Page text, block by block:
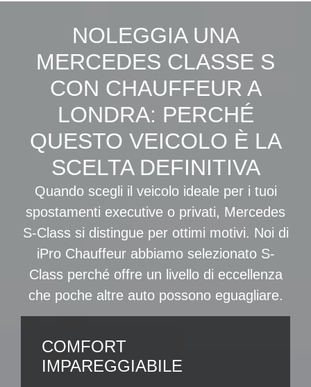
NOLEGGIA UNA
MERCEDES CLASSE S
CON CHAUFFEUR A
LONDRA: PERCHÉ
QUESTO VEICOLO È LA
SCELTA DEFINITIVA
Quando scegli il veicolo ideale per i tuoi
spostamenti executive o privati, Mercedes
S-Class si distingue per ottimi motivi. Noi di
iPro Chauffeur abbiamo selezionato S-
Class perché offre un livello di eccellenza
che poche altre auto possono eguagliare.
COMFORT
IMPAREGGIABILE